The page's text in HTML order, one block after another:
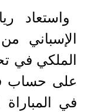
واستعاد
الإسباني
الملكي في
على حساب
في